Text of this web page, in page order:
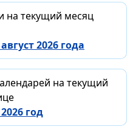
на текущий месяц
2026 года
на текущий
год